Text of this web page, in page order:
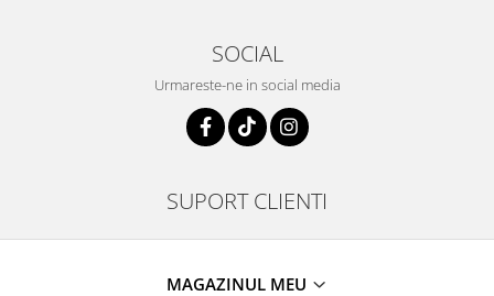
SOCIAL
Urmareste-ne in social media
SUPORT CLIENTI
MAGAZINUL MEU